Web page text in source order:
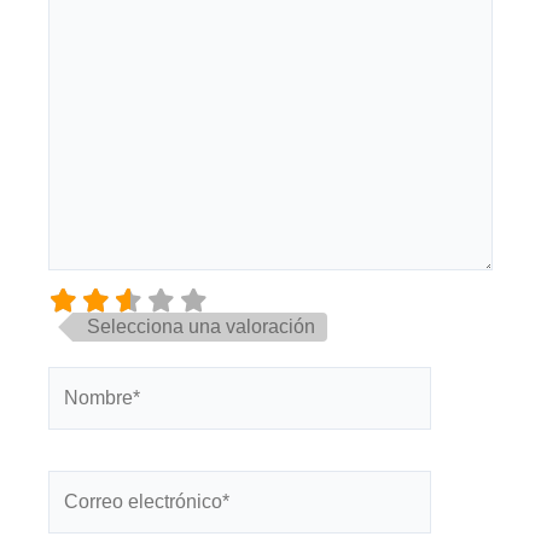
Selecciona una valoración
electrónico*